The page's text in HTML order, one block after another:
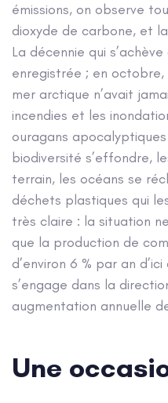
émissions, on observe
dioxyde de carbone, et
La décennie qui
enregistrée ; en
mer arctique n’avait
incendies et les
ouragans
biodiversité s’effondre,
terrain, les océans se
déchets plastiques qui
très claire : la situation
que la production de
d’environ 6 % par an
s’engage dans la
augmentation annuelle
Une